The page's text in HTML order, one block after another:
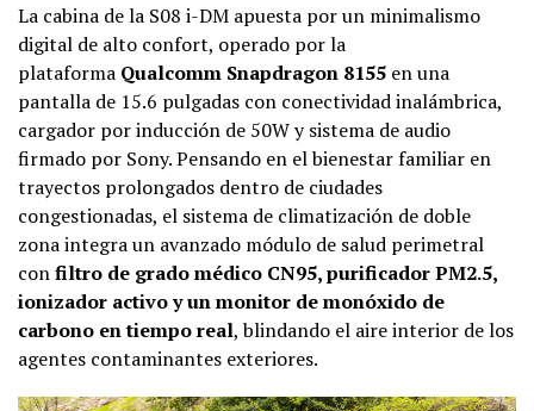
La cabina de la S08 i-DM apuesta por un minimalismo
digital de alto confort, operado por la
plataforma Qualcomm Snapdragon 8155 en una
pantalla de 15.6 pulgadas con conectividad inalámbrica,
cargador por inducción de 50W y sistema de audio
firmado por Sony. Pensando en el bienestar familiar en
trayectos prolongados dentro de ciudades
congestionadas, el sistema de climatización de doble
zona integra un avanzado módulo de salud perimetral
confiltro de grado médico CN95, purificador PM2.5,
ionizador activo y un monitor de monóxido de
carbono en tiempo real, blindando el aire interior de los
agentes contaminantes exteriores.